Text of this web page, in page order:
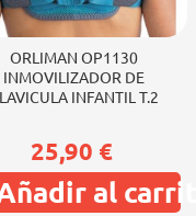
ORLIMAN OP1130
INMOVILIZADOR DE
INFANTIL T.2
25,90 €
al